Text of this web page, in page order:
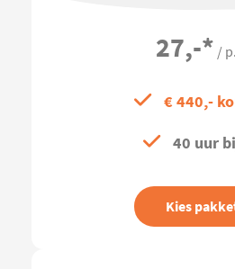
27,-* /
€ 440,-
40 uur
Kies